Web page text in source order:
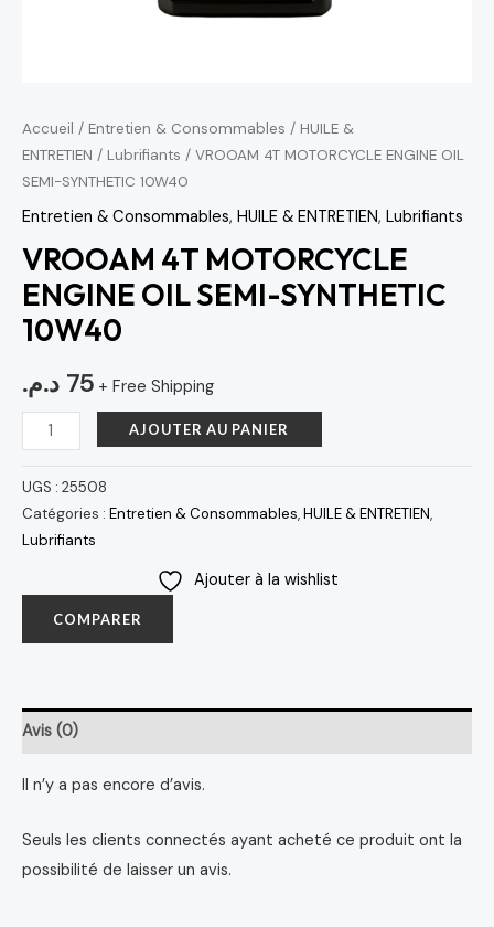
Accueil / Entretien & Consommables / HUILE &
ENTRETIEN / Lubrifiants / VROOAM 4T MOTORCYCLE ENGINE OIL
SEMI-SYNTHETIC 10W40
Entretien & Consommables, HUILE & ENTRETIEN, Lubrifiants
VROOAM 4T MOTORCYCLE
ENGINE OIL SEMI-SYNTHETIC
10W40
75 د.م. + Free Shipping
AJOUTER AU PANIER
UGS : 25508
Catégories : Entretien & Consommables,HUILE & ENTRETIEN,
Lubrifiants
Ajouter à la wishlist
COMPARER
Avis (0)
Il n’y a pas encore d’avis.
Seuls les clients connectés ayant acheté ce produit ont la
possibilité de laisser un avis.